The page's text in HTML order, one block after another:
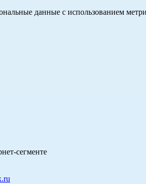
данные с использованием
сегменте